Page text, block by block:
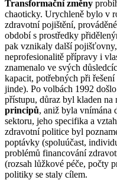
Transformační změny
chaoticky. Urychleně bylo v
zdravotní pojištění,
období s prostředky
pak vznikaly další
neprofesionalitě přípravy i
znamenalo ve svých
kapacit, potřebných při
jinde). Po volbách 1992
přístupu, důraz byl kladen na
principů, aniž byla vnímána
sektoru, jeho specifika a
zdravotní politice byl
poptávky (spoluúčast,
problémů financování
(rozsah lůžkové péče, počty
politiky se staly cílem.